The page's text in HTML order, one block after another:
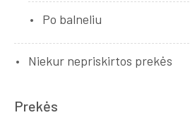
Po balneliu
Niekur nepriskirtos prekės
Prekės